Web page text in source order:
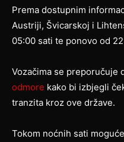
Prema dostupnim
Austriji, Švicarskoj i
05:00 sati te ponovo od
Vozačima se preporučuje
odmore kako bi izbjegli
tranzita kroz ove države.
Tokom noćnih sati